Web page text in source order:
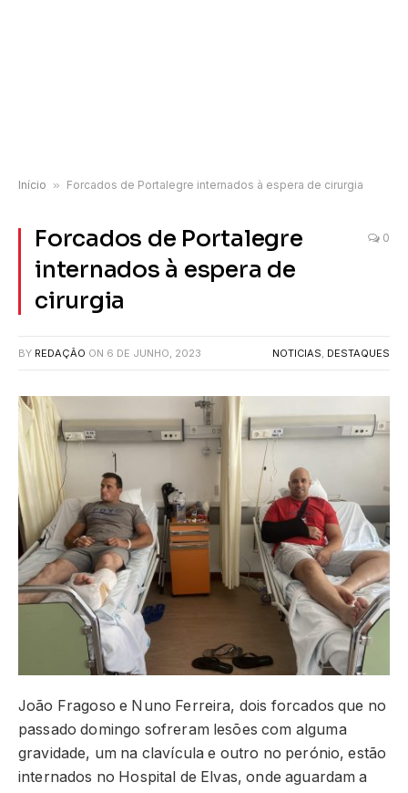
Início » Forcados de Portalegre internados à espera de cirurgia
Forcados de Portalegre
internados à espera de
cirurgia
0
BY REDAÇÃO ON 6 DE JUNHO, 2023 NOTICIAS, DESTAQUES
João Fragoso e Nuno Ferreira, dois forcados que no
passado domingo sofreram lesões com alguma
gravidade, um na clavícula e outro no perónio, estão
internados no Hospital de Elvas, onde aguardam a